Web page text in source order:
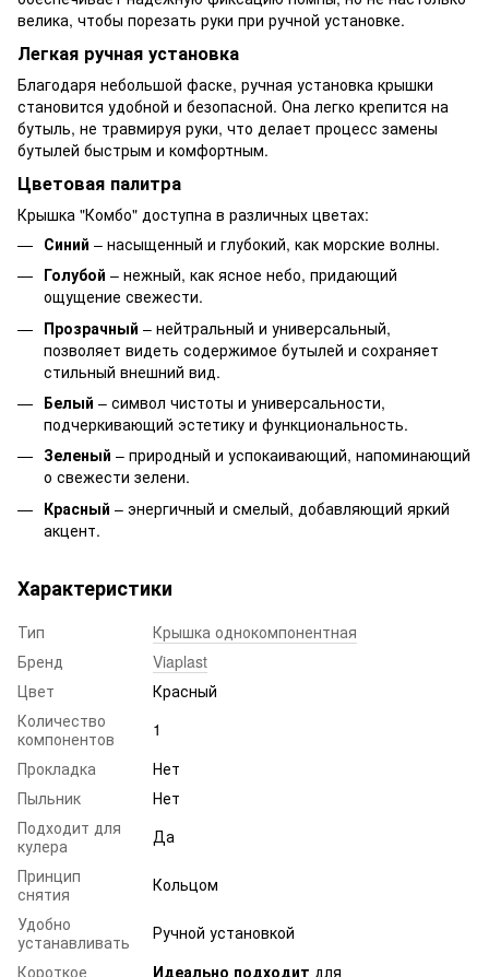
велика, чтобы порезать руки при ручной установке.
Легкая ручная установка
Благодаря небольшой фаске, ручная установка крышки
становится удобной и безопасной. Она легко крепится на
бутыль, не травмируя руки, что делает процесс замены
бутылей быстрым и комфортным.
Цветовая палитра
Крышка "Комбо" доступна в различных цветах:
Синий – насыщенный и глубокий, как морские волны.
Голубой – нежный, как ясное небо, придающий
ощущение свежести.
Прозрачный – нейтральный и универсальный,
позволяет видеть содержимое бутылей и сохраняет
стильный внешний вид.
Белый – символ чистоты и универсальности,
подчеркивающий эстетику и функциональность.
Зеленый – природный и успокаивающий, напоминающий
о свежести зелени.
Красный – энергичный и смелый, добавляющий яркий
акцент.
Характеристики
Тип
Крышка однокомпонентная
Бренд
Viaplast
Цвет
Красный
Количество
компонентов
1
Прокладка
Нет
Пыльник
Нет
Подходит для
кулера
Да
Принцип
снятия
Кольцом
Удобно
устанавливать
Ручной установкой
Короткое
Идеально подходит для